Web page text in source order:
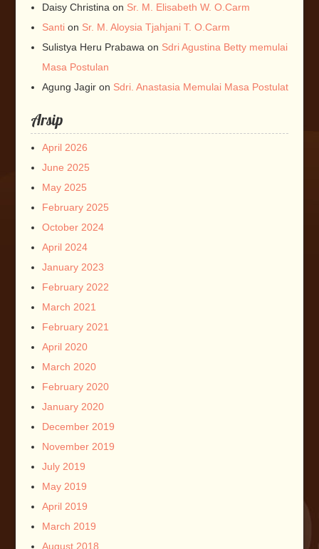
Daisy Christina on Sr. M. Elisabeth W. O.Carm
Santion Sr. M. Aloysia Tjahjani T. O.Carm
Sulistya Heru Prabawa on Sdri Agustina Betty memulai
Masa Postulan
Agung Jagiron Sdri. Anastasia Memulai Masa Postulat
Arsip
April 2026
June 2025
May 2025
February 2025
October 2024
April 2024
January 2023
February 2022
March 2021
February 2021
April 2020
March 2020
February 2020
January 2020
December 2019
November 2019
July 2019
May 2019
April 2019
March 2019
August 2018